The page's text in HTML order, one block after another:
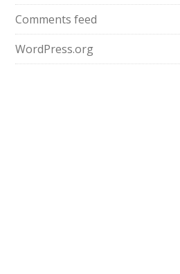
Comments feed
WordPress.org